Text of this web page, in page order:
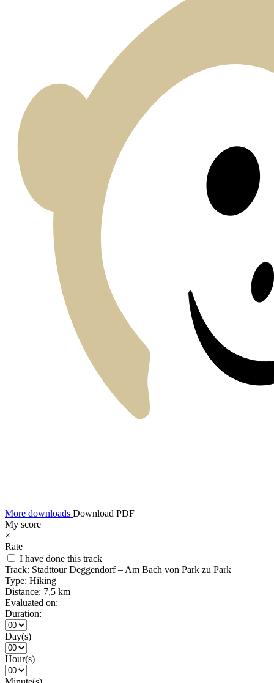
More downloads Download PDF
My score
×
Rate
I have done this track
Track: Stadttour Deggendorf – Am Bach von Park zu Park
Type: Hiking
Distance: 7,5 km
Evaluated on:
Duration:
Day(s)
Hour(s)